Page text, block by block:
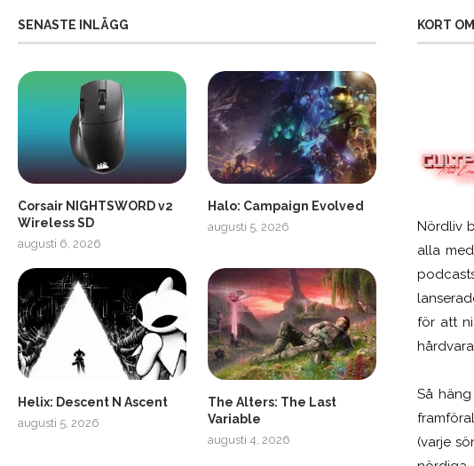
SENASTE INLÄGG
Corsair NIGHTSWORD v2
Wireless SD
augusti 6, 2026
Halo: Campaign Evolved
augusti 5, 2026
Helix: Descent N Ascent
augusti 5, 2026
The Alters: The Last
Variable
augusti 4, 2026
KORT
Nördliv
alla
för att
Så
(varje